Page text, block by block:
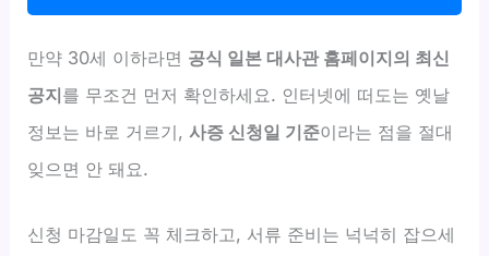
만약 30세 이하라면 공식 일본 대사관 홈페이지의 최신
공지를 무조건 먼저 확인하세요. 인터넷에 떠도는 옛날
정보는 바로 거르기,사증 신청일 기준이라는 점을 절대
잊으면 안 돼요.
신청 마감일도 꼭 체크하고, 서류 준비는 넉넉히 잡으세